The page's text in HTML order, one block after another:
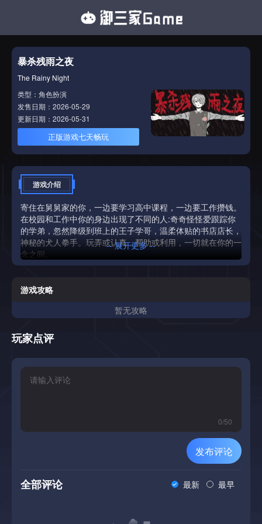
暴杀残雨之夜
The Rainy Night
类型：角色扮演
发售日期：2026-05-29
更新日期：2026-05-31
正版游戏七天畅玩
游戏介绍
寄住在舅舅家的你，一边要学习高中课程，一边要工作攒钱。
在校园和工作中你的身边出现了不同的人:奇奇怪怪爱跟踪你
的学弟，忽然降级到班上的王子学哥，温柔体贴的书店店长，
神秘的犬人拳手。玩弄或认真，帮助或利用，一切就在你的一
念之间。
-- 展开更多 --
游戏攻略
暂无攻略
玩家点评
0/50
发布评论
全部评论 最新 最早